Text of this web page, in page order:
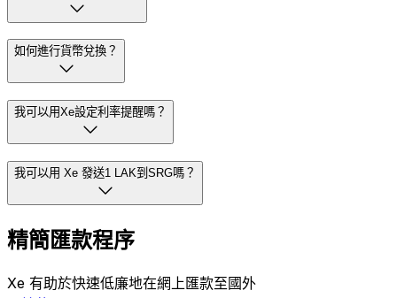
如何進行貨幣兌換？
我可以用Xe設定利率提醒嗎？
我可以用 Xe 發送1 LAK到SRG嗎？
精簡匯款程序
Xe 有助於快速低廉地在網上匯款至國外